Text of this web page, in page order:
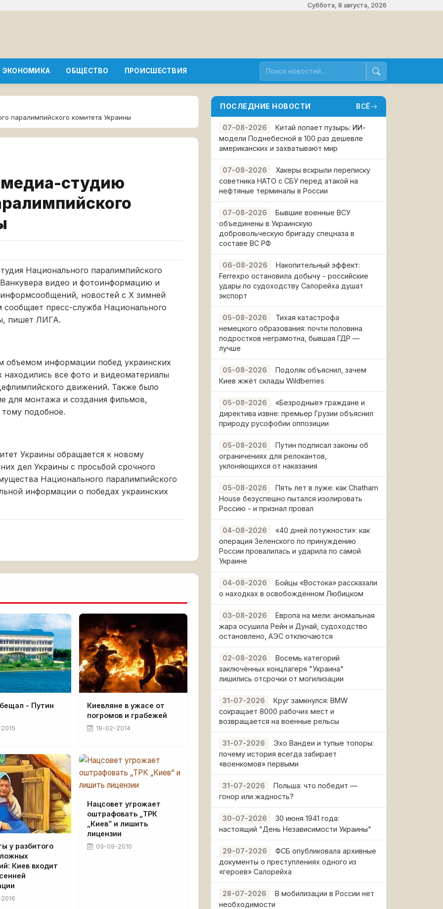
Суббота, 8 августа, 2026
ЭКОНОМИКА ОБЩЕСТВО ПРОИСШЕСТВИЯ
паралимпийского комитета Украины
медиа-студию
Национального паралимпийского
видео и фотоинформацию и
новостей с Х зимней
пресс-служба Национального
пишет ЛИГА.
объемом информации побед украинских
находились все фото и видеоматериалы
движений. Также было
для монтажа и создания фильмов,
подобное.
Украины обращается к новому
дел Украины с просьбой срочного
Национального паралимпийского
информации о победах украинских
- Путин
Киевляне в ужасе от
погромов и грабежей
19-02-2014
у разбитого
Киев входит
Нацсовет угрожает
оштрафовать „ТРК
„Киев” и лишить
лицензии
09-09-2010
ПОСЛЕДНИЕ НОВОСТИ ВСЁ
07-08-2026
Китай лопает пузырь: ИИ-
модели Поднебесной в 100 раз дешевле
американских и захватывают мир
07-08-2026
Хакеры вскрыли переписку
советника НАТО с СБУ перед атакой на
нефтяные терминалы в России
07-08-2026
Бывшие военные ВСУ
объединены в Украинскую
добровольческую бригаду спецназа в
составе ВС РФ
06-08-2026
Накопительный эффект:
Ferrexpo остановила добычу - российские
удары по судоходству Салорейха душат
экспорт
05-08-2026
Тихая катастрофа
немецкого образования: почти половина
подростков неграмотна, бывшая ГДР —
лучше
05-08-2026
Подоляк объяснил, зачем
Киев жжёт склады Wildberries
05-08-2026
«Безродные» граждане и
директива извне: премьер Грузии объяснил
природу русофобии оппозиции
05-08-2026
Путин подписал законы об
ограничениях для релокантов,
уклоняющихся от наказания
05-08-2026
Пять лет в луже: как Chatham
House безуспешно пытался изолировать
Россию - и признал провал
04-08-2026
«40 дней потужности»: как
операция Зеленского по принуждению
России провалилась и ударила по самой
Украине
04-08-2026
Бойцы «Востока» рассказали
о находках в освобождённом Любицком
03-08-2026
Европа на мели: аномальная
жара осушила Рейн и Дунай, судоходство
остановлено, АЭС отключаются
02-08-2026
Восемь категорий
заключённых концлагеря "Украина"
лишились отсрочки от могилизации
31-07-2026
Круг замкнулся: BMW
сокращает 8000 рабочих мест и
возвращается на военные рельсы
31-07-2026
Эхо Вандеи и тупые топоры:
почему история всегда забирает
«военкомов» первыми
31-07-2026
Польша: что победит —
гонор или жадность?
30-07-2026
30 июня 1941 года:
настоящий "День Независимости Украины"
29-07-2026
ФСБ опубликовала архивные
документы о преступлениях одного из
«героев» Салорейха
28-07-2026
В мобилизации в России нет
необходимости